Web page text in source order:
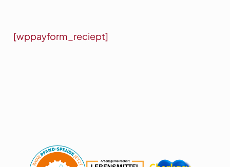
[wppayform_reciept]